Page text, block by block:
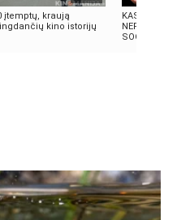
įtemptų, kraują
kino istorijų
KAS TAS
SOCIALINIS